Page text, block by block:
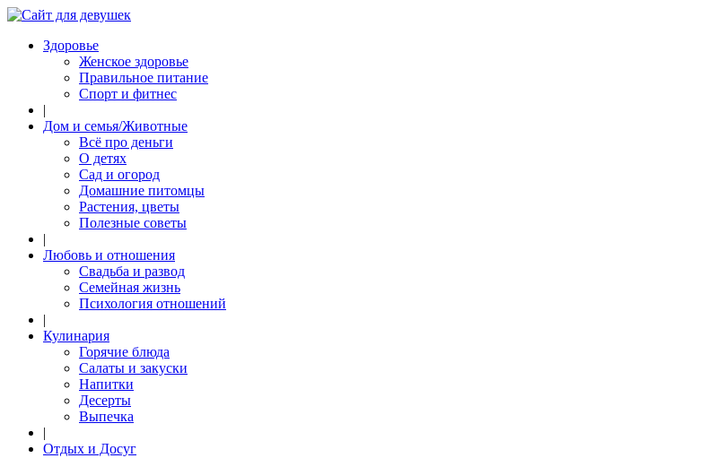
Здоровье
Женское здоровье
Правильное питание
Спорт и фитнес
|
Дом и семья/Животные
Всё про деньги
О детях
Сад и огород
Домашние питомцы
Растения, цветы
Полезные советы
|
Любовь и отношения
Свадьба и развод
Семейная жизнь
Психология отношений
|
Кулинария
Горячие блюда
Салаты и закуски
Напитки
Десерты
Выпечка
|
Отдых и Досуг